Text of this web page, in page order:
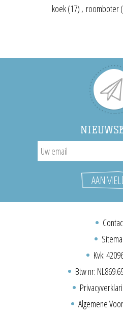
koek(17) , roomboter
Kvk:
Btw nr:
Algemene